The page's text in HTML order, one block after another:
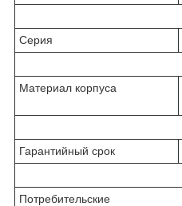
Серия
Материал корпуса
Гарантийный срок
Потребительские